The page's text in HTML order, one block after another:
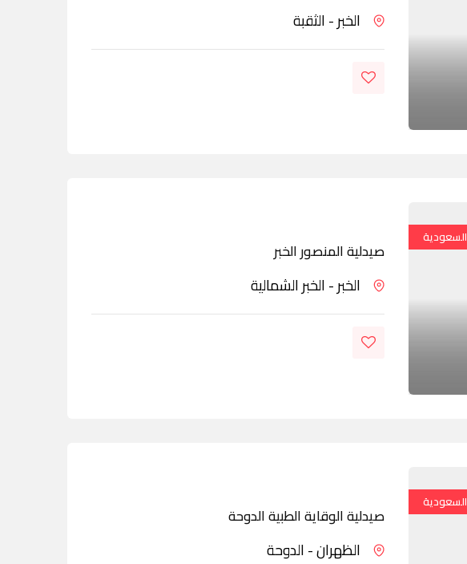
الخبر - الثقبة
السعودية
صيدلية المنصور الخبر
الخبر - الخبر الشمالية
السعودية
صيدلية الوقاية الطبية الدوحة
الظهران - الدوحة